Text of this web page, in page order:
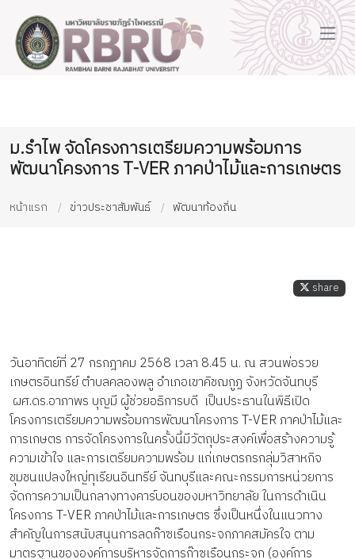
ม.รำไพ จัดโครงการเตรียมความพร้อมการ
พัฒนาโครงการ T-VER ภาคป่าไม้และการเกษตร
หน้าแรก ข่าวประชาสัมพันธ์ พัฒนาท้องถิ่น
share
วันอาทิตย์ที่ 27 กรกฎาคม 2568 เวลา 8.45 น. ณ สวนพ่อรวย
เกษตรอินทรีย์ ตำบลคลองพลู อำเภอเขาคิชฌกูฏ จังหวัดจันทบุรี
ผศ.ดร.อาภาพร บุญมี ผู้ช่วยอธิการบดี เป็นประธานในพิธีเปิด
โครงการเตรียมความพร้อมการพัฒนาโครงการ T-VER ภาคป่าไม้และ
การเกษตร การจัดโครงการในครั้งนี้มีวัตถุประสงค์เพื่อสร้างความรู้
ความเข้าใจ และการเตรียมความพร้อม แก่เกษตรกรกลุ่มวิสาหกิจ
ชุมชนแปลงใหญ่ทุเรียนอินทรีย์ จันทบุรีและคณะกรรมการหน่วยการ
จัดการความเป็นกลางทางคาร์บอนของมหาวิทยาลัย ในการดำเนิน
โครงการ T-VER ภาคป่าไม้และการเกษตร ซึ่งเป็นหนึ่งในแนวทาง
สำคัญในการสนับสนุนการลดก๊าซเรือนกระจกภาคสมัครใจ ตาม
มาตรฐานขององค์การบริหารจัดการก๊าซเรือนกระจก (องค์การ